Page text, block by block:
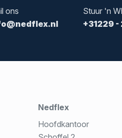
ons
Stuur 'n
+31229
Nedflex
Hoofdkantoor